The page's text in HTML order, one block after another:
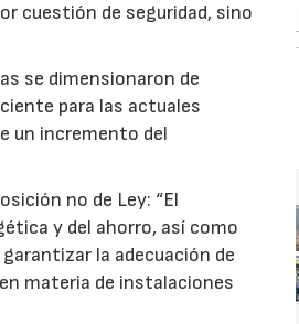
cuestión de seguridad, sino
se dimensionaron de
para las actuales
un incremento del
no de Ley: “El
y del ahorro, así como
la adecuación de
materia de instalaciones